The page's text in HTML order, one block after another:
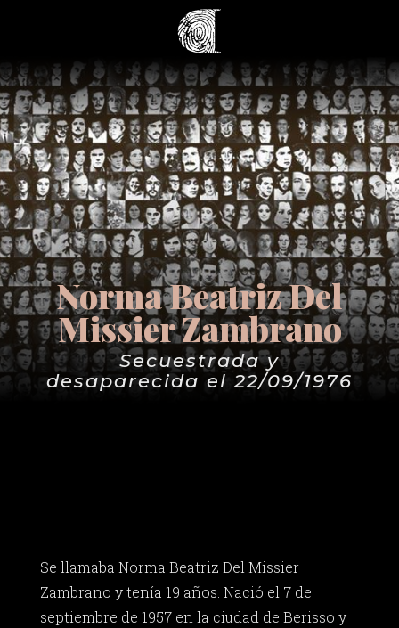
Norma Beatriz Del
Missier Zambrano
Secuestrada y
desaparecida el 22/09/1976
Se llamaba Norma Beatriz Del Missier
Zambrano y tenía 19 años. Nació el 7 de
septiembre de 1957 en la ciudad de Berisso y